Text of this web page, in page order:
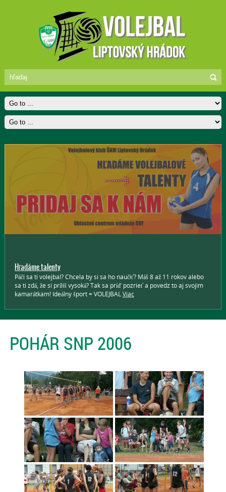
Hľadáme talenty
Páči sa ti volejbal? Chcela by si sa ho naučiť? Máš 8 až 11 rokov alebo
sa ti zdá, že si príliš vysoká? Tak sa príď pozrieť a povedz to aj svojim
kamarátkam! Ideálny šport = VOLEJBALViac
POHÁR SNP 2006